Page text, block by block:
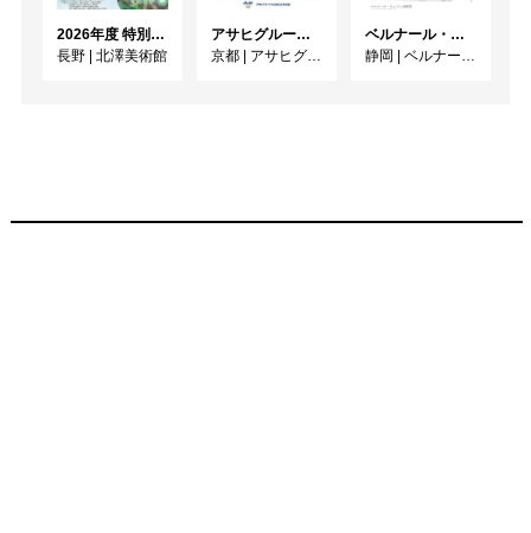
2026年度 特別展「ガレとドーム、アール･ヌーヴォーのガラス 水辺のやすらぎ、海の神秘」
長野
北澤美術館
アサヒグループ大山崎山荘美術館 開館30周年記念展「没後100年 クロード・モネ」
京都
アサヒグループ大山崎山荘美術館
ベルナール・ビュフェと写真 ーカメラがとらえたビュフェとその時代、そして21 世紀へ
静岡
ベルナール・ビュフェ美術館